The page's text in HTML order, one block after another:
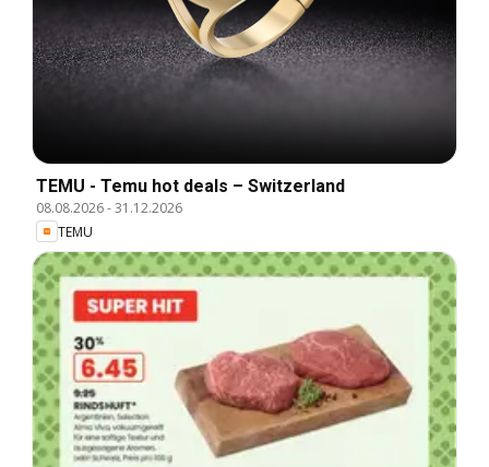
TEMU - Temu hot deals – Switzerland
08.08.2026-31.12.2026
TEMU